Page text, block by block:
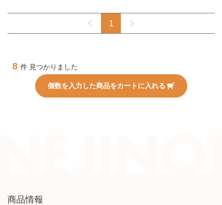
1
8 件 見つかりました
個数を入力した商品をカートに入れる
商品情報